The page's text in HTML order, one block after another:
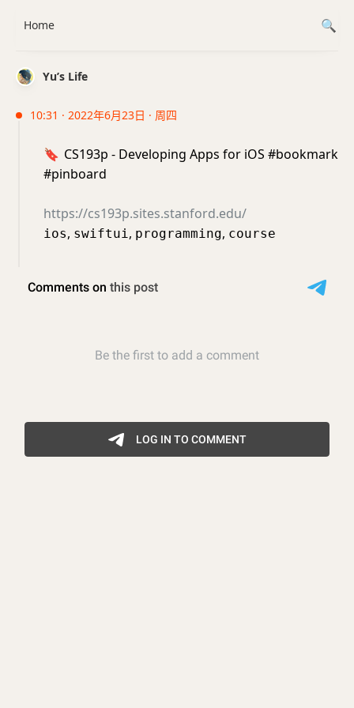
Yu’s Life
10:31 · 2022年6月23日 · 周四
🔖 CS193p - Developing Apps for iOS #bookmark
#pinboard
https://cs193p.sites.stanford.edu/
ios, swiftui, programming, course
Home